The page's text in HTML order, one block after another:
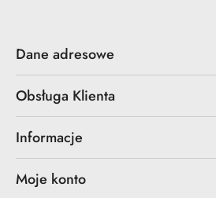
Dane adresowe
Obsługa Klienta
Informacje
Moje konto